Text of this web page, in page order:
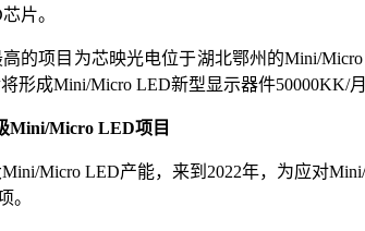
片。
的项目为芯映光电位于湖北鄂州的Mini/
形成Mini/Micro LED新型显示器件50000KK/
Mini/Micro LED项目
Micro LED产能，来到2022年，为应对
。